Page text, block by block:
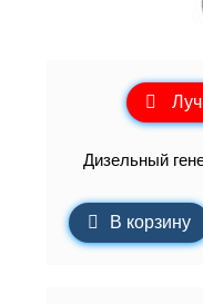
Дизельный
В корзину